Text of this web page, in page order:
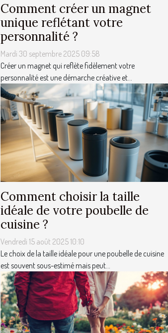
Comment créer un magnet
unique reflétant votre
personnalité ?
Mardi 30 septembre 2025 09:58
Créer un magnet qui reflète fidèlement votre
personnalité est une démarche créative et...
Comment choisir la taille
idéale de votre poubelle de
cuisine ?
Vendredi 15 août 2025 10:10
Le choix de la taille idéale pour une poubelle de cuisine
est souvent sous-estimé mais peut...